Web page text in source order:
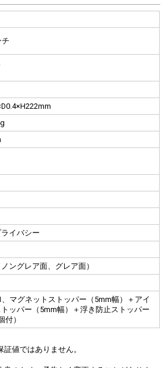
チ
イバシー
ングレア面、グレア面）
、マグネットストッパー（5mm幅）＋アイ
ッパー（5mm幅）＋浮き防止ストッパー
付）
値ではありません。